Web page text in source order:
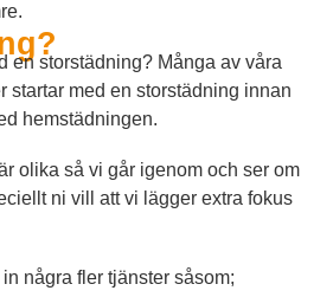
en storstädning? Många av våra
startar med en storstädning innan
hemstädningen.
olika så vi går igenom och ser om
ni vill att vi lägger extra fokus
några fler tjänster såsom;